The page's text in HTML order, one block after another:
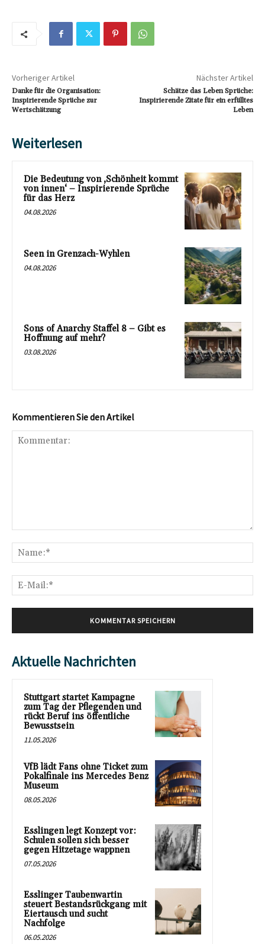
Vorheriger Artikel
Danke für die Organisation:
Inspirierende Sprüche zur
Wertschätzung
Nächster Artikel
Schätze das Leben Sprüche:
Inspirierende Zitate für ein erfülltes
Leben
Weiterlesen
Die Bedeutung von ‚Schönheit kommt
von innen‘ – Inspirierende Sprüche
für das Herz
04.08.2026
Seen in Grenzach-Wyhlen
04.08.2026
Sons of Anarchy Staffel 8 – Gibt es
Hoffnung auf mehr?
03.08.2026
Kommentieren Sie den Artikel
Aktuelle Nachrichten
Stuttgart startet Kampagne
zum Tag der Pflegenden und
rückt Beruf ins öffentliche
Bewusstsein
11.05.2026
VfB lädt Fans ohne Ticket zum
Pokalfinale ins Mercedes Benz
Museum
08.05.2026
Esslingen legt Konzept vor:
Schulen sollen sich besser
gegen Hitzetage wappnen
07.05.2026
Esslinger Taubenwartin
steuert Bestandsrückgang mit
Eiertausch und sucht
Nachfolge
06.05.2026